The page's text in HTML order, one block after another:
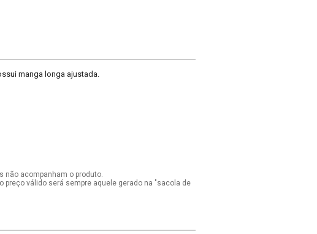
manga longa ajustada.
não acompanham o produto.
preço válido será sempre aquele gerado na "sacola de